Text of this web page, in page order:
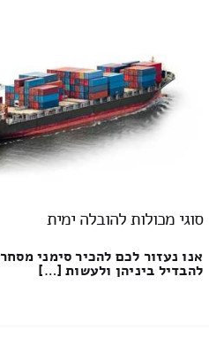
סוגי מכולות להובלה ימית
אנו נעזור לכם להכיר סימני
להבדיל ביניהן ולעשות […]